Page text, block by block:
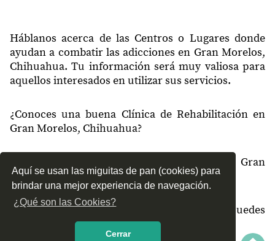
Aquí se usan las miguitas de pan (cookies) para
brindar una mejor experiencia de navegación.
¿Qué son las Cookies?
Cerrar
Háblanos acerca de las Centros o Lugares donde
ayudan a combatir las adicciones en Gran Morelos,
Chihuahua. Tu información será muy valiosa para
aquellos interesados en utilizar sus servicios.
¿Conoces una buena Clínica de Rehabilitación en
Gran Morelos, Chihuahua?
¿Qué tipo de tratamientos conoces en Gran
Morelos, Chihuahua?
¿Cómo es el servicio de las Clínicas que puedes
encontrar en Gran Morelos, Chihuahua?